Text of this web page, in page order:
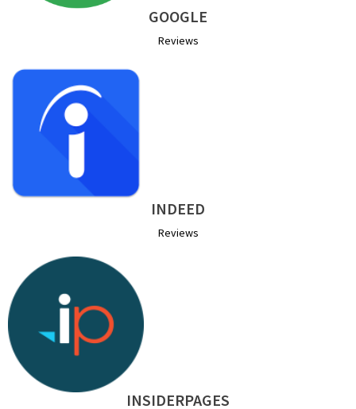
GOOGLE
Reviews
INDEED
Reviews
INSIDERPAGES